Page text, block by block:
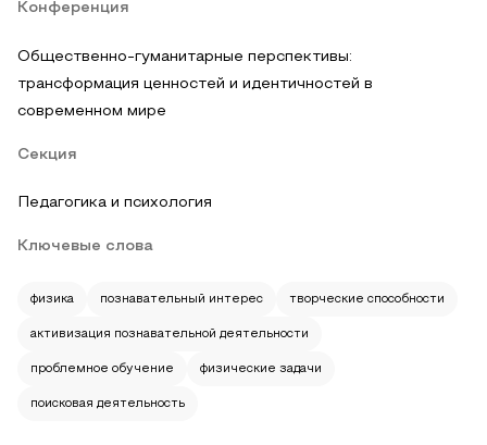
Конференция
Общественно-гуманитарные перспективы:
трансформация ценностей и идентичностей в
современном мире
Секция
Педагогика и психология
Ключевые слова
физика познавательный интерес творческие способности
активизация познавательной деятельности
проблемное обучение физические задачи
поисковая деятельность